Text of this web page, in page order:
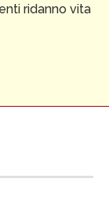
ridanno vita